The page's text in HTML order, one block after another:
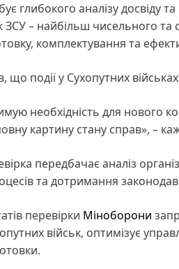
глибокого аналізу досвіду
ЗСУ – найбільш чисельного
комплектування та
що події у Сухопутних
необхідність для нового
картину стану справ», –
передбачає аналіз
та дотримання
перевірки Міноборони
військ, оптимізує